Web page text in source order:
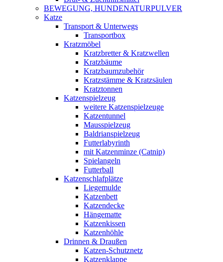
BEWEGUNG, HUNDENATURPULVER
Katze
Transport & Unterwegs
Transportbox
Kratzmöbel
Kratzbretter & Kratzwellen
Kratzbäume
Kratzbaumzubehör
Kratzstämme & Kratzsäulen
Kratztonnen
Katzenspielzeug
weitere Katzenspielzeuge
Katzentunnel
Mausspielzeug
Baldrianspielzeug
Futterlabyrinth
mit Katzenminze (Catnip)
Spielangeln
Futterball
Katzenschlafplätze
Liegemulde
Katzenbett
Katzendecke
Hängematte
Katzenkissen
Katzenhöhle
Drinnen & Draußen
Katzen-Schutznetz
Katzenklappe